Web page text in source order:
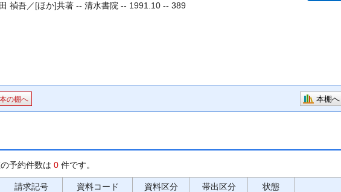
禎吾／[ほか]共著 -- 清水書院 -- 1991.10 -- 389
の棚へ 本棚へ
予約件数は 0 件です。
請求記号 資料コード 資料区分 帯出区分 状態